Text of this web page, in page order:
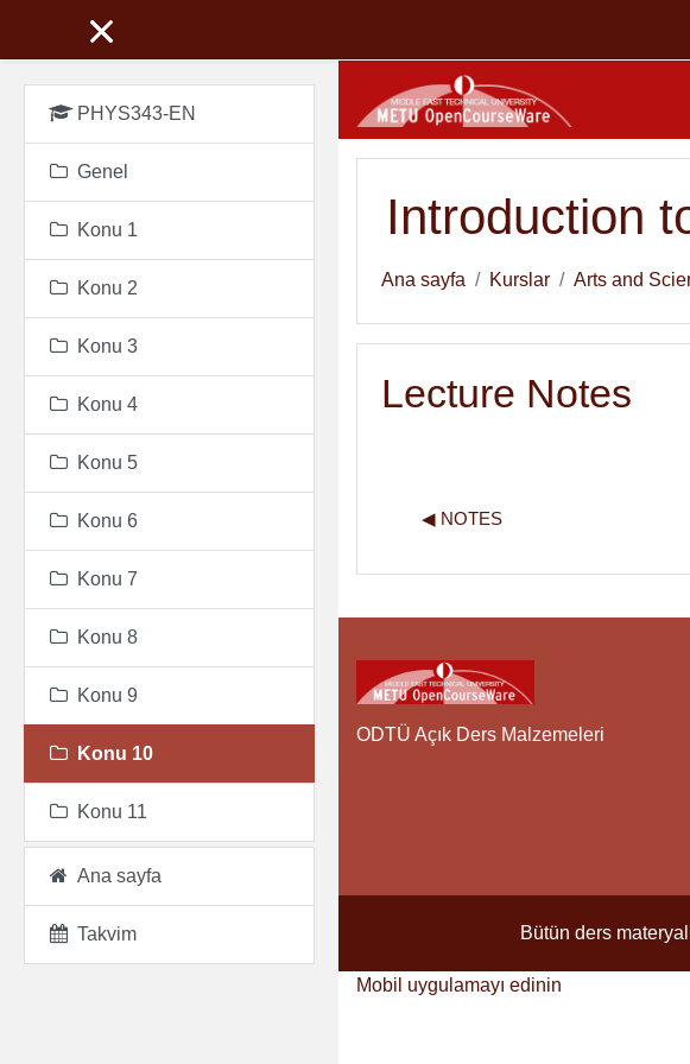
Introduction
Ana sayfa Kurslar Arts and
Lecture Notes
◀︎ NOTES
PHYS343-EN
Genel
Konu 1
Konu 2
Konu 3
Konu 4
Konu 5
Konu 6
Konu 7
Konu 8
Konu 9
Konu 10
Konu 11
Ana sayfa
Takvim
ODTÜ Açık Ders Malzemeleri
Bütün ders
Mobil uygulamayı edinin